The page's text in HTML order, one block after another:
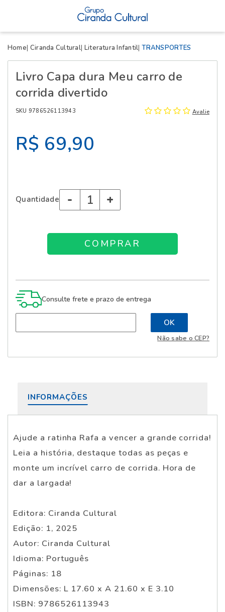
Home Ciranda Cultural Literatura Infantil TRANSPORTES
Livro Capa dura Meu carro de
corrida divertido
SKU 9786526113943 Avalie
R$ 69,90
Quantidade - +
Consulte frete e prazo de entrega
Não sabe o CEP?
INFORMAÇÕES
Ajude a ratinha Rafa a vencer a grande corrida!
Leia a história, destaque todas as peças e
monte um incrível carro de corrida. Hora de
dar a largada!
Editora: Ciranda Cultural
Edição: 1, 2025
Autor: Ciranda Cultural
Idioma: Português
Páginas: 18
Dimensões: L 17.60 x A 21.60 x E 3.10
ISBN: 9786526113943